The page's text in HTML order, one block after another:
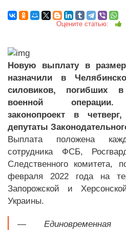
Оцените статью:
Новую выплату в
назначили в
силовиков, погибших
военной операции.
законопроект в
депутаты
Выплата положена
сотрудника ФСБ,
Следственного комитета,
февраля 2022 года на
Запорожской и
Украины.
—